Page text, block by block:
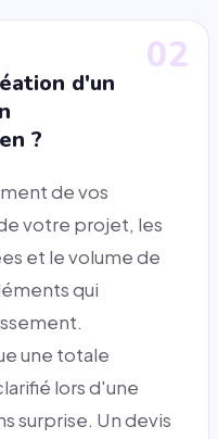
02
d'un
?
de vos
votre projet, les
et le volume de
qui
une totale
lors d'une
surprise. Un devis